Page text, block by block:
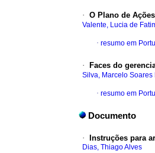
· O Plano de
Valente, Lucia de
· resumo em
· Faces do
Silva, Marcelo Soares
· resumo em
Documento
· Instruções para
Dias, Thiago Alves